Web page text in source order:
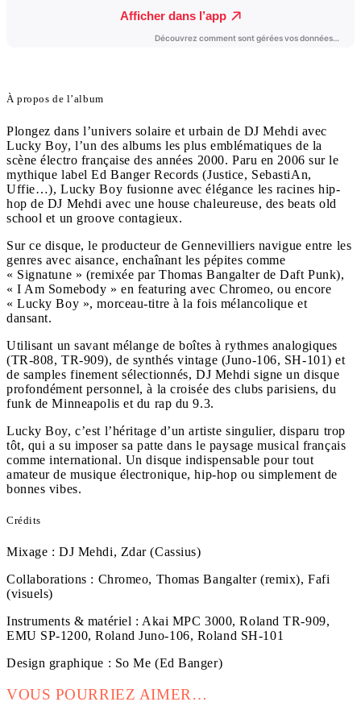
À propos de l’album
Plongez dans l’univers solaire et urbain de DJ Mehdi avec
Lucky Boy, l’un des albums les plus emblématiques de la
scène électro française des années 2000. Paru en 2006 sur le
mythique label Ed Banger Records (Justice, SebastiAn,
Uffie…), Lucky Boy fusionne avec élégance les racines hip-
hop de DJ Mehdi avec une house chaleureuse, des beats old
school et un groove contagieux.
Sur ce disque, le producteur de Gennevilliers navigue entre les
genres avec aisance, enchaînant les pépites comme
« Signatune » (remixée par Thomas Bangalter de Daft Punk),
« I Am Somebody » en featuring avec Chromeo, ou encore
« Lucky Boy », morceau-titre à la fois mélancolique et
dansant.
Utilisant un savant mélange de boîtes à rythmes analogiques
(TR-808, TR-909), de synthés vintage (Juno-106, SH-101) et
de samples finement sélectionnés, DJ Mehdi signe un disque
profondément personnel, à la croisée des clubs parisiens, du
funk de Minneapolis et du rap du 9.3.
Lucky Boy, c’est l’héritage d’un artiste singulier, disparu trop
tôt, qui a su imposer sa patte dans le paysage musical français
comme international. Un disque indispensable pour tout
amateur de musique électronique, hip-hop ou simplement de
bonnes vibes.
Crédits
Mixage : DJ Mehdi, Zdar (Cassius)
Collaborations : Chromeo, Thomas Bangalter (remix), Fafi
(visuels)
Instruments & matériel : Akai MPC 3000, Roland TR-909,
EMU SP-1200, Roland Juno-106, Roland SH-101
Design graphique : So Me (Ed Banger)
VOUS POURRIEZ AIMER…